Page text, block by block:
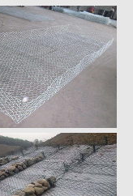
新闻资讯
技术支持
工程案例
公司车间
荣誉资质